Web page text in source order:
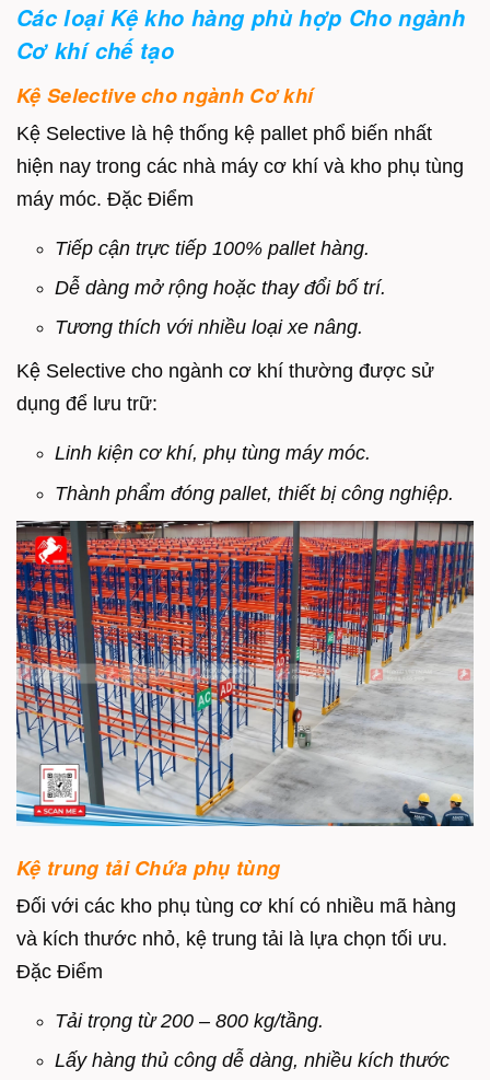
Các loại Kệ kho hàng phù hợp Cho ngành
Cơ khí chế tạo
Kệ Selective cho ngành Cơ khí
Kệ Selective là hệ thống kệ pallet phổ biến nhất
hiện nay trong các nhà máy cơ khí và kho phụ tùng
máy móc. Đặc Điểm
Tiếp cận trực tiếp 100% pallet hàng.
Dễ dàng mở rộng hoặc thay đổi bố trí.
Tương thích với nhiều loại xe nâng.
Kệ Selective cho ngành cơ khí thường được sử
dụng để lưu trữ:
Linh kiện cơ khí, phụ tùng máy móc.
Thành phẩm đóng pallet, thiết bị công nghiệp.
Kệ trung tải Chứa phụ tùng
Đối với các kho phụ tùng cơ khí có nhiều mã hàng
và kích thước nhỏ, kệ trung tải là lựa chọn tối ưu.
Đặc Điểm
Tải trọng từ 200 – 800 kg/tầng.
Lấy hàng thủ công dễ dàng, nhiều kích thước